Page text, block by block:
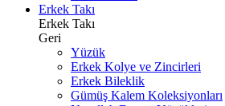
Erkek Takı
Erkek Takı
Geri
Yüzük
Erkek Kolye ve Zincirleri
Erkek Bileklik
Gümüş Kalem Koleksiyonları